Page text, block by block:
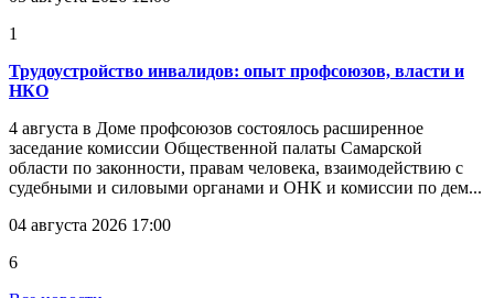
1
Трудоустройство инвалидов: опыт профсоюзов, власти и
НКО
4 августа в Доме профсоюзов состоялось расширенное
заседание комиссии Общественной палаты Самарской
области по законности, правам человека, взаимодействию с
судебными и силовыми органами и ОНК и комиссии по дем...
04 августа 2026 17:00
6